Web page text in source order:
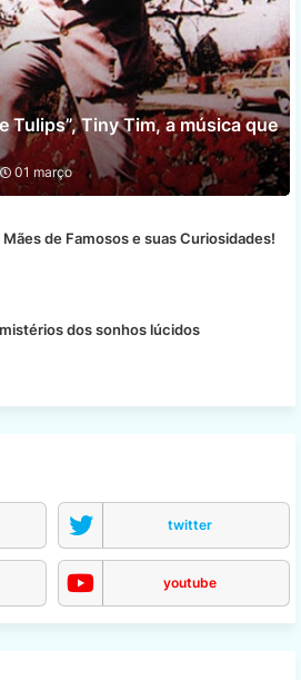
Tulips”, Tiny Tim, a música que
01 março
de Famosos e suas Curiosidades!
dos sonhos lúcidos
twitter
youtube